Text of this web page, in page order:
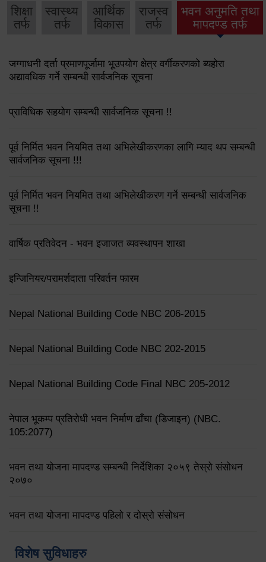
शिक्षा
तर्फ
स्वास्थ्य
तर्फ
आर्थिक
विकास
राजस्व
तर्फ
भवन अनुमति तथा
मापदण्ड तर्फ
जग्गाधनी दर्ता प्रमाणपूर्जामा भूउपयोग क्षेत्र वर्गीकरणको ब्यहोरा
अद्यावधिक गर्ने सम्बन्धी सार्वजनिक सूचना
प्राविधिक सहयोग सम्बन्धी सार्वजनिक सूचना !!
पूर्व निर्मित भवन नियमित तथा अभिलेखीकरणका लागि म्याद थप सम्बन्धी
सार्वजनिक सूचना !!!
पूर्व निर्मित भवन नियमित तथा अभिलेखीकरण गर्ने सम्बन्धी सार्वजनिक
सूचना !!
वार्षिक प्रतिवेदन - भवन इजाजत व्यवस्थापन शाखा
इन्जिनियर/परामर्शदाता परिवर्तन फारम
Nepal National Building Code NBC 206-2015
Nepal National Building Code NBC 202-2015
Nepal National Building Code Final NBC 205-2012
नेपाल भूकम्प प्रतिरोधी भवन निर्माण ढाँचा (डिजाइन) (NBC.
105:2077)
भवन तथा योजना मापदण्ड सम्बन्धी निर्देशिका २०५९ तेस्रो संसोधन
२०७०
भवन तथा योजना मापदण्ड पहिलो र दोस्रो संसोधन
विशेष सुविधाहरु